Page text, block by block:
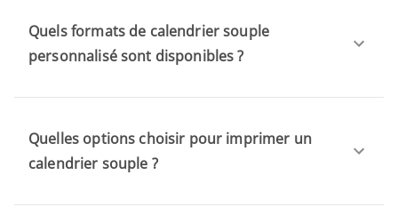
Quels formats de calendrier souple
personnalisé sont disponibles ?
Quelles options choisir pour imprimer un
calendrier souple ?